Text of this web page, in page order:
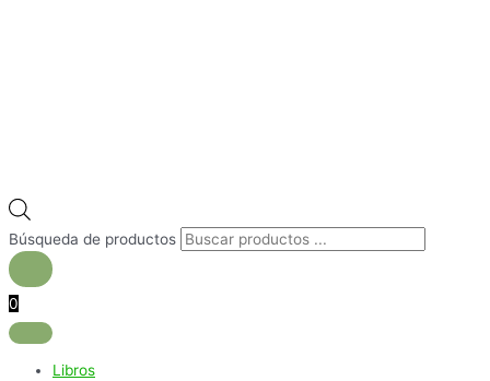
Búsqueda de productos
0
Libros